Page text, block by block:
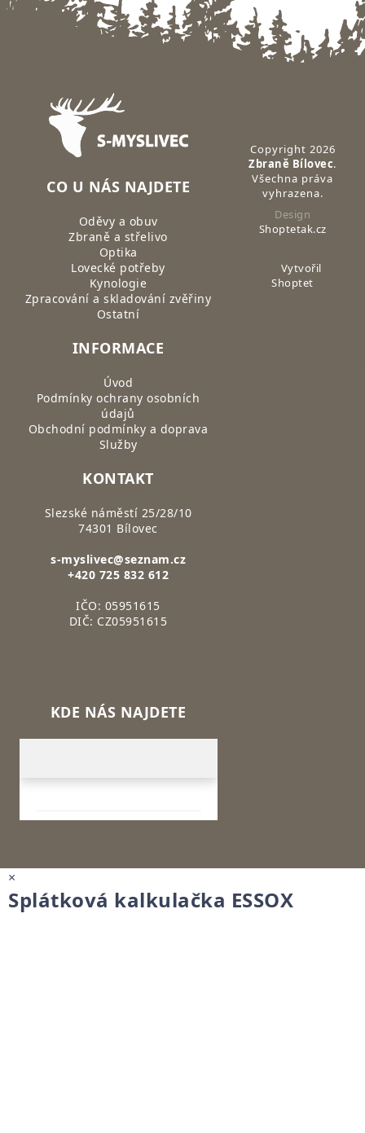
Zápatí
CO U NÁS NAJDETE
Oděvy a obuv
Zbraně a střelivo
Optika
Lovecké potřeby
Kynologie
Zpracování a skladování zvěřiny
Ostatní
INFORMACE
Úvod
Podmínky ochrany osobních
údajů
Obchodní podmínky a doprava
Služby
KONTAKT
Slezské náměstí 25/28/10
74301 Bílovec
s-myslivec@seznam.cz
+420 725 832 612
IČO: 05951615
DIČ: CZ05951615
KDE NÁS NAJDETE
Copyright 2026
Zbraně Bílovec.
Všechna práva
vyhrazena.
Design
Shoptetak.cz
Vytvořil
Shoptet
×
Splátková kalkulačka ESSOX